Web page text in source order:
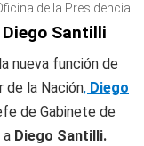
de la Presidencia
Santilli
nueva función de
de la Nación, Diego
de Gabinete de
a Diego Santilli.